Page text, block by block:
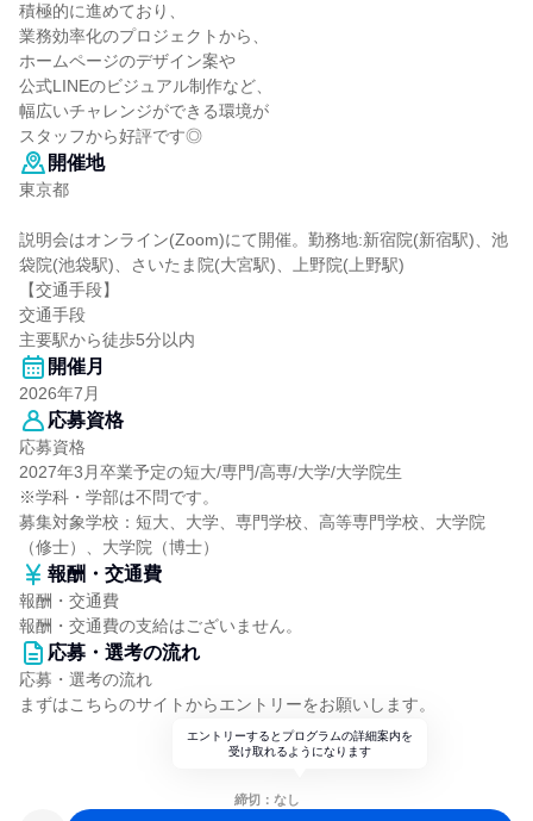
積極的に進めており、
業務効率化のプロジェクトから、
ホームページのデザイン案や
公式LINEのビジュアル制作など、
幅広いチャレンジができる環境が
スタッフから好評です◎
開催地
東京都
説明会はオンライン(Zoom)にて開催。勤務地:新宿院(新宿駅)、池
袋院(池袋駅)、さいたま院(大宮駅)、上野院(上野駅)
【交通手段】
交通手段
主要駅から徒歩5分以内
開催月
2026年7月
応募資格
応募資格
2027年3月卒業予定の短大/専門/高専/大学/大学院生
※学科・学部は不問です。
募集対象学校：短大、大学、専門学校、高等専門学校、大学院
（修士）、大学院（博士）
報酬・交通費
報酬・交通費
報酬・交通費の支給はございません。
応募・選考の流れ
応募・選考の流れ
まずはこちらのサイトからエントリーをお願いします。
エントリーするとプログラムの詳細案内を
受け取れるようになります
締切：なし